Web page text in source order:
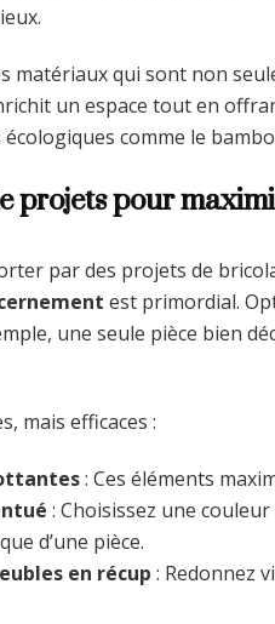
matériaux qui sont non
un espace tout en
comme le
projets pour
par des projets de
est primordial.
une seule pièce bien
mais efficaces :
: Ces éléments
: Choisissez une
d’une pièce.
en récup : Redonnez